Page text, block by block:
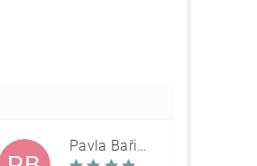
Pavla Bařinová